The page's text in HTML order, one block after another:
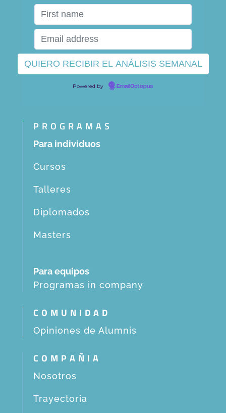
Powered by EmailOctopus
PROGRAMAS
Para individuos
Cursos
Talleres
Diplomados
Masters
Para equipos
Programas in company
COMUNIDAD
Opiniones de Alumnis
COMPAÑIA
Nosotros
Trayectoria